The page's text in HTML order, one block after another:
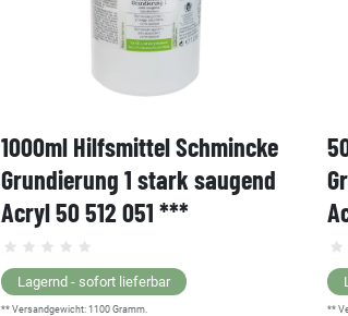
1000ml Hilfsmittel Schmincke
Grundierung 1 stark saugend
Acryl 50 512 051 ***
Lagernd - sofort lieferbar
** Versandgewicht: 1100 Gramm. **